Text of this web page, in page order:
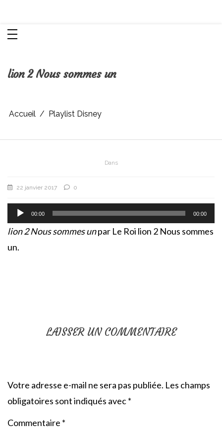
lion 2 Nous sommes un
Accueil Playlist Disney
Dans
22 janvier 2017 0
Lecteur
audio
00:00 00:00
lion 2 Nous sommes unpar Le Roi lion 2 Nous sommes
un.
LAISSER UN COMMENTAIRE
Votre adresse e-mail ne sera pas publiée. Les champs
obligatoires sont indiqués avec*
Commentaire *